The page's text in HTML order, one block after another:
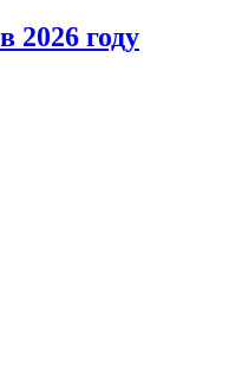
2026 году